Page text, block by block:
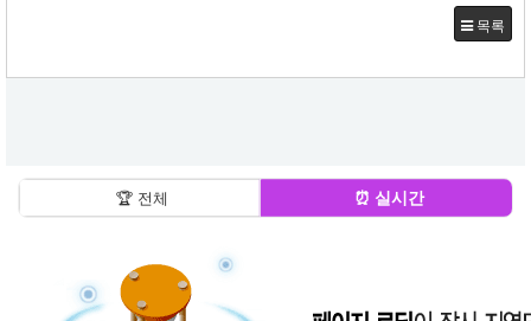
목록
🏆 전체 ⏰ 실시간